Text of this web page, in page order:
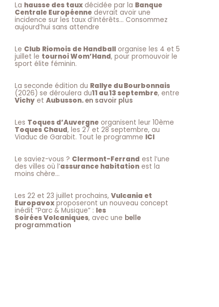
La hausse des taux décidée par la Banque
Centrale Européenne devrait avoir une
incidence sur les taux d’intérêts… Consommez
aujourd’hui sans attendre
Le Club Riomois de Handball organise les 4 et 5
juillet le tournoi Wom’Hand, pour promouvoir le
sport élite féminin.
La seconde édition du Rallye du Bourbonnais
(2026) se déroulera du11 au 13 septembre, entre
Vichy et Aubusson.en savoir plus
Les Toques d’Auvergne organisent leur 10ème
Toques Chaud, les 27 et 28 septembre, au
Viaduc de Garabit. Tout le programme ICI
Le saviez-vous ? Clermont-Ferrand est l’une
des villes où l’assurance habitation est la
moins chère…
Les 22 et 23 juillet prochains, Vulcania et
Europavoxproposeront un nouveau concept
inédit “Parc & Musique” : les
Soirées Volcaniques, avec une belle
programmation